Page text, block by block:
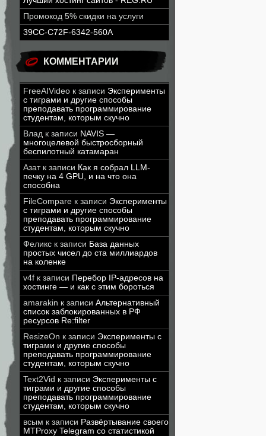
Промокод 5% скидки на услуги
39CC-C72F-6342-560A
КОММЕНТАРИИ
FreeAIVideo к записи Эксперименты
с тиграми и другие способы
преподавать программирование
студентам, которым скучно
Влад к записи NAVIS —
многоцелевой быстросборный
беспилотный катамаран
Азатк записи Как я собрал LLM-
печку на 4 GPU, и на что она
способна
FileCompare к записи Эксперименты
с тиграми и другие способы
преподавать программирование
студентам, которым скучно
Феликс к записи База данных
простых чисел до ста миллиардов
на коленке
v4f к записи Перебор IP-адресов на
хостинге — и как с этим бороться
amarakin к записи Альтернативный
список заблокированных в РФ
ресурсов Re:filter
ResizeOn к записи Эксперименты с
тиграми и другие способы
преподавать программирование
студентам, которым скучно
Text2Vid к записи Эксперименты с
тиграми и другие способы
преподавать программирование
студентам, которым скучно
всым к записи Развёртывание своего
MTProxy Telegram со статистикой